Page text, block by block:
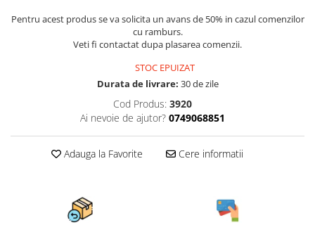
mozaicuri
Accesorii polizare si slefuire
Accesorii vopsire si tencuire
Scule, unelte si masini
Pentru acest produs se va solicita un avans de 50% in cazul comenzilor
cu ramburs.
Veti fi contactat dupa plasarea comenzii.
STOC EPUIZAT
Durata de livrare: 30 de zile
Cod Produs: 3920
Ai nevoie de ajutor? 0749068851
Adauga la Favorite Cere informatii